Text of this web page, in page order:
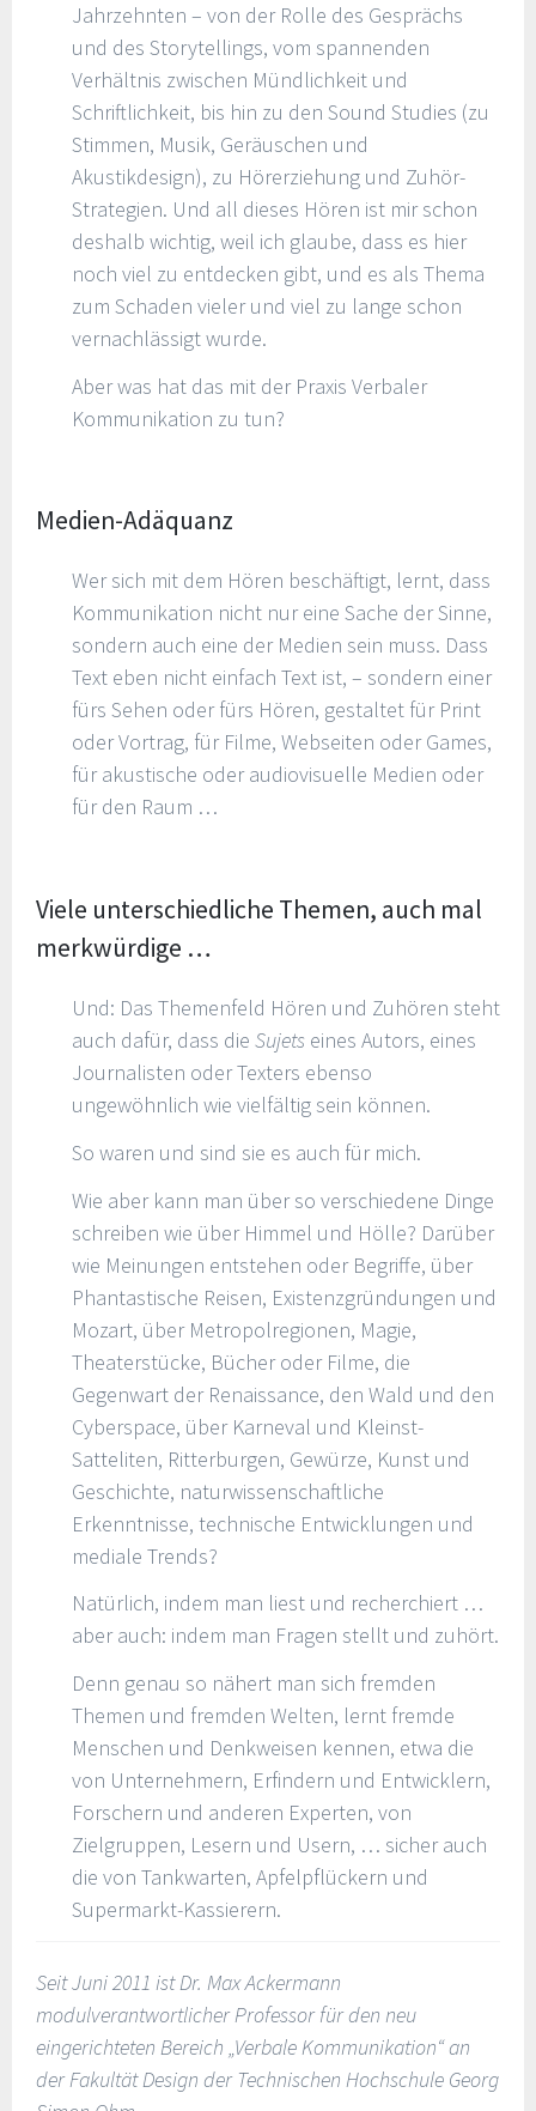
Jahrzehnten – von der Rolle des Gesprächs
und des Storytellings, vom spannenden
Verhältnis zwischen Mündlichkeit und
Schriftlichkeit, bis hin zu den Sound Studies (zu
Stimmen, Musik, Geräuschen und
Akustikdesign), zu Hörerziehung und Zuhör-
Strategien. Und all dieses Hören ist mir schon
deshalb wichtig, weil ich glaube, dass es hier
noch viel zu entdecken gibt, und es als Thema
zum Schaden vieler und viel zu lange schon
vernachlässigt wurde.
Aber was hat das mit der Praxis Verbaler
Kommunikation zu tun?
Medien-Adäquanz
Wer sich mit dem Hören beschäftigt, lernt, dass
Kommunikation nicht nur eine Sache der Sinne,
sondern auch eine der Medien sein muss. Dass
Text eben nicht einfach Text ist, – sondern einer
fürs Sehen oder fürs Hören, gestaltet für Print
oder Vortrag, für Filme, Webseiten oder Games,
für akustische oder audiovisuelle Medien oder
für den Raum …
Viele unterschiedliche Themen, auch mal
merkwürdige …
Und: Das Themenfeld Hören und Zuhören steht
auch dafür, dass die Sujets eines Autors, eines
Journalisten oder Texters ebenso
ungewöhnlich wie vielfältig sein können.
So waren und sind sie es auch für mich.
Wie aber kann man über so verschiedene Dinge
schreiben wie über Himmel und Hölle? Darüber
wie Meinungen entstehen oder Begriffe, über
Phantastische Reisen, Existenzgründungen und
Mozart, über Metropolregionen, Magie,
Theaterstücke, Bücher oder Filme, die
Gegenwart der Renaissance, den Wald und den
Cyberspace, über Karneval und Kleinst-
Satteliten, Ritterburgen, Gewürze, Kunst und
Geschichte, naturwissenschaftliche
Erkenntnisse, technische Entwicklungen und
mediale Trends?
Natürlich, indem man liest und recherchiert …
aber auch: indem man Fragen stellt und zuhört.
Denn genau so nähert man sich fremden
Themen und fremden Welten, lernt fremde
Menschen und Denkweisen kennen, etwa die
von Unternehmern, Erfindern und Entwicklern,
Forschern und anderen Experten, von
Zielgruppen, Lesern und Usern, … sicher auch
die von Tankwarten, Apfelpflückern und
Supermarkt-Kassierern.
Seit Juni 2011 ist Dr. Max Ackermann
modulverantwortlicher Professor für den neu
eingerichteten Bereich „Verbale Kommunikation“ an
der Fakultät Design der Technischen Hochschule Georg